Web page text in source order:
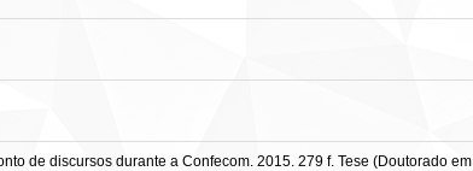
de discursos durante a Confecom. 2015. 279 f. Tese (Doutorado em